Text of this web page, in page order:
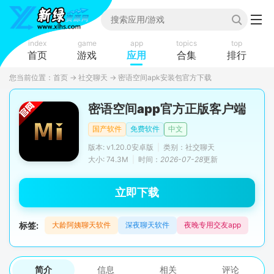
index
首页
game
游戏
app
应用
topics
合集
top
排行
您当前位置： 首页 → 社交聊天 → 密语空间apk安装包官方下载
密语空间app官方正版客户端
国产软件 免费软件
中文
版本: v1.20.0安卓版
类别：社交聊天
大小: 74.3M
时间： 2026-07-28更新
立即下载
标签: 大龄阿姨聊天软件 深夜聊天软件 夜晚专用交友app
简介 信息 相关 评论